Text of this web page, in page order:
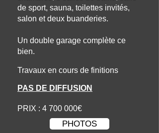
de sport, sauna, toilettes invités,
salon et deux buanderies.
Un double garage complète ce
bien.
Travaux en cours de finitions
PAS DE DIFFUSION
PRIX : 4 700 000€
PHOTOS